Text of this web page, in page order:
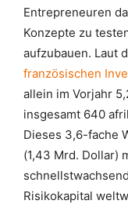
Entrepreneuren
Konzepte zu
aufzubauen. Laut
französischen
allein im Vorjahr
insgesamt 640
Dieses 3,6-fache
(1,43 Mrd. Dollar)
Risikokapital